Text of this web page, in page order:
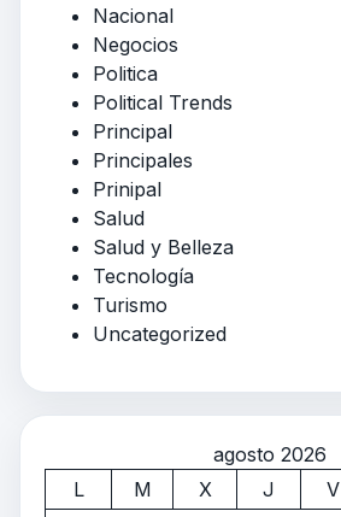
Nacional
Negocios
Politica
Political Trends
Principal
Principales
Prinipal
Salud
Salud y Belleza
Tecnología
Turismo
Uncategorized
agosto 2026
L
M X J V